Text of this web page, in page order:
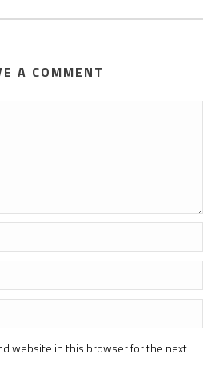
A COMMENT
website in this browser for the next